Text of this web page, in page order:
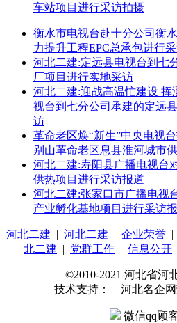
车站项目进行采访拍摄
衡水市电视台赴十分公司衡
力提升工程EPC总承包进行
河北二建:定远县电视台到七
厂项目进行实地采访
河北二建:迎战高温忙建设
视台到七分公司承建的定远
访
革命老区焕“新生”中央电视
别山革命老区息县淮河城市
河北二建:寿阳县广播电视台
供热项目进行采访报道
河北二建:张家口市广播电视
产业孵化基地项目进行采访
河北二建 | 河北二建 | 企业荣誉|
北二建 | 党群工作 | 信息公开
©2010-2021 河北省河
技术支持： 河北名企网
微信qq顾